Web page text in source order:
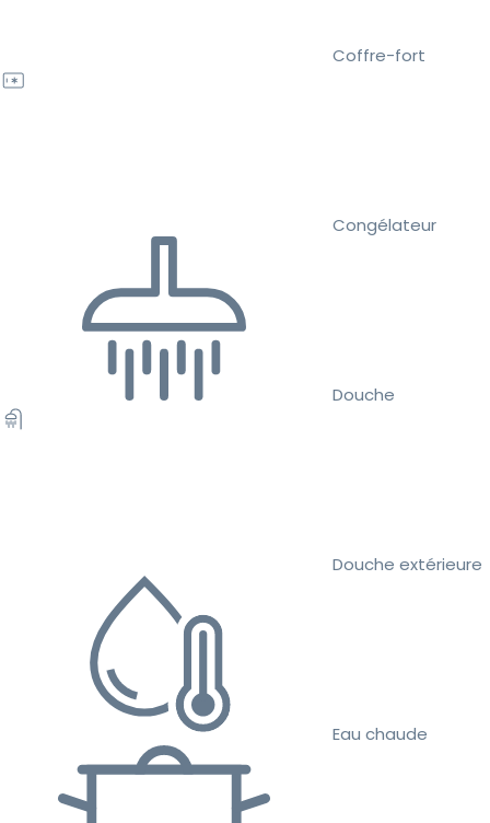
Coffre-fort
Congélateur
Douche
Douche extérieure
Eau chaude